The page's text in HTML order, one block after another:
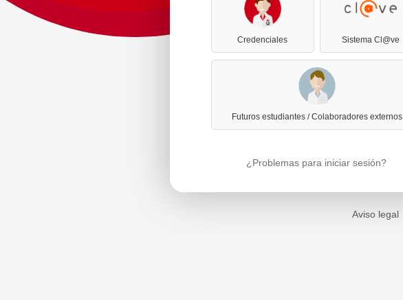
Credenciales Sistema Cl@ve
Futuros estudiantes / Colaboradores externos
¿Problemas para iniciar sesión?
Aviso legal